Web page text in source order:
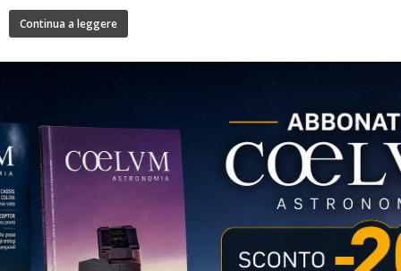
Continua a leggere